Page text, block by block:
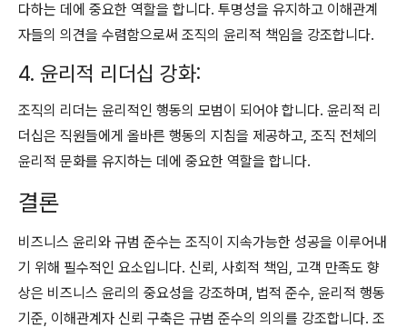
다하는 데에 중요한 역할을 합니다. 투명성을 유지하고 이해관계
자들의 의견을 수렴함으로써 조직의 윤리적 책임을 강조합니다.
4. 윤리적 리더십 강화:
조직의 리더는 윤리적인 행동의 모범이 되어야 합니다. 윤리적 리
더십은 직원들에게 올바른 행동의 지침을 제공하고, 조직 전체의
윤리적 문화를 유지하는 데에 중요한 역할을 합니다.
결론
비즈니스 윤리와 규범 준수는 조직이 지속가능한 성공을 이루어내
기 위해 필수적인 요소입니다. 신뢰, 사회적 책임, 고객 만족도 향
상은 비즈니스 윤리의 중요성을 강조하며, 법적 준수, 윤리적 행동
기준, 이해관계자 신뢰 구축은 규범 준수의 의의를 강조합니다. 조